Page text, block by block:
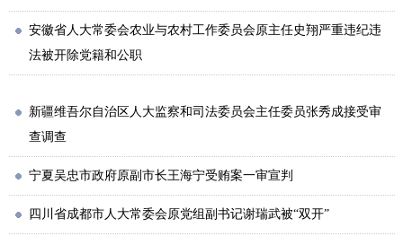
安徽省人大常委会农业与农村工作委员会原主任史翔严重违纪违
法被开除党籍和公职
新疆维吾尔自治区人大监察和司法委员会主任委员张秀成接受审
查调查
宁夏吴忠市政府原副市长王海宁受贿案一审宣判
四川省成都市人大常委会原党组副书记谢瑞武被“双开”